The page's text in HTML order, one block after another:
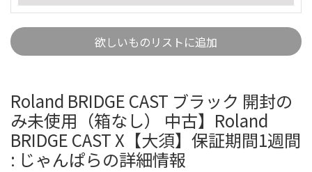
欲しいものリストに追加
Roland BRIDGE CAST ブラック 開封の
み未使用（箱なし） 中古】Roland
BRIDGE CAST X【大須】保証期間1週間
: じゃんぱらの詳細情報